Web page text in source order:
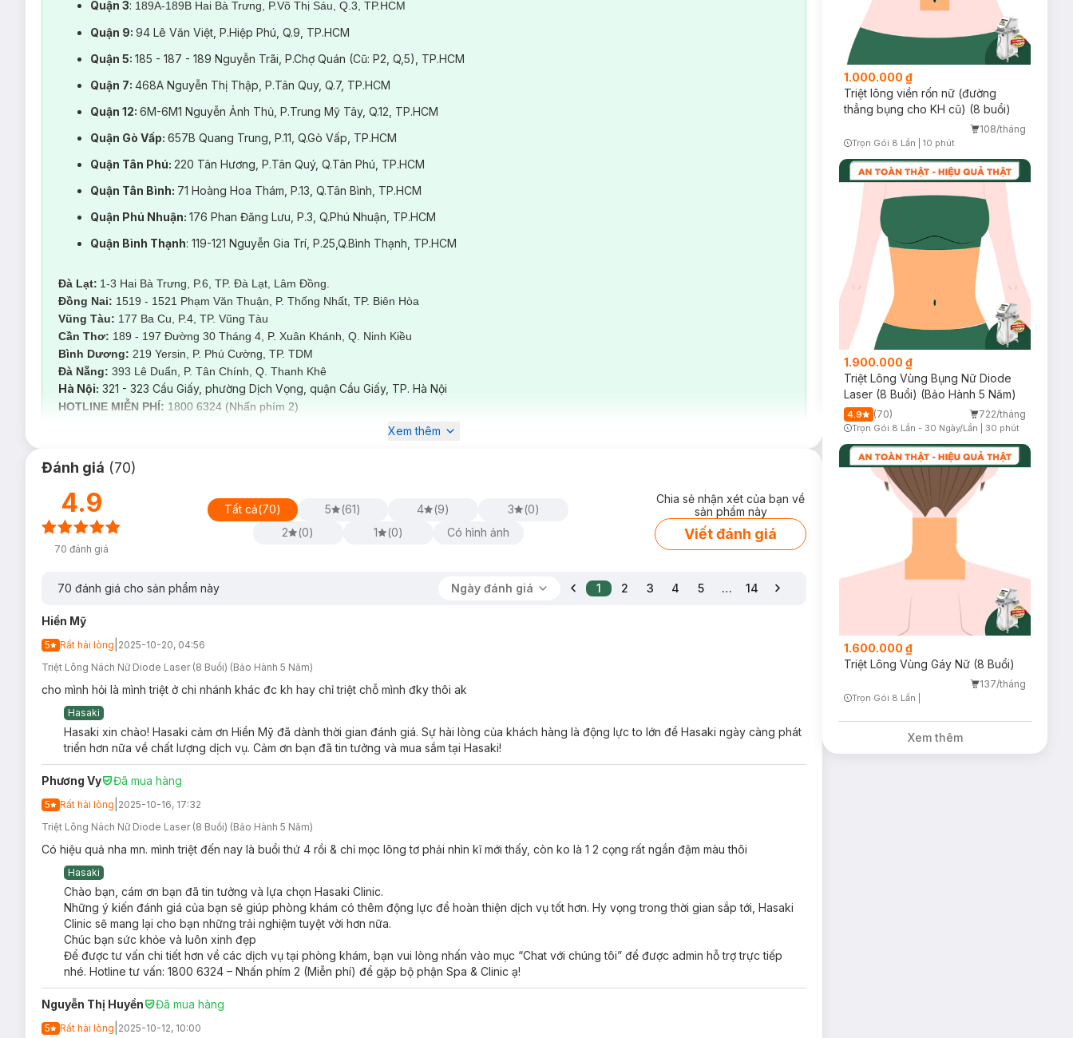
Hasaki Clinic chính là địa chỉ triệt lông yêu thích với đa dạng dịch vụ triệt lông các vùng:
Triệt lông Diode Laser vùng mép
Triệt lông Diode Laser vùng bikini
Triệt lông Diode Laser viền bikini
Triệt lông Diode Laser vùng mặt
Triệt lông Diode Laser ½ tay
Triệt lông Diode Laser nguyên chân
Triệt lông Diode Laser ½ chân
Triệt lông Diode Laser vùng bụng
Triệt lông Diode Laser vùng ngực
Triệt lông Diode Laser nguyên lưng
Triệt lông Diode Laser ½ lưng
Quận 3: 189A-189B Hai Bà Trưng, P.Võ Thị Sáu, Q.3, TP.HCM
Quận 9: 94 Lê Văn Việt, P.Hiệp Phú, Q.9, TP.HCM
Quận 5: 185 - 187 - 189 Nguyễn Trãi, P.Chợ Quán (Cũ: P2, Q,5), TP.HCM
Quận 7: 468A Nguyễn Thị Thập, P.Tân Quy, Q.7, TP.HCM
Quận 12: 6M-6M1 Nguyễn Ảnh Thủ, P.Trung Mỹ Tây, Q.12, TP.HCM
Quận Gò Vấp: 657B Quang Trung, P.11, Q.Gò Vấp, TP.HCM
Quận Tân Phú: 220 Tân Hương, P.Tân Quý, Q.Tân Phú, TP.HCM
Quận Tân Bình: 71 Hoàng Hoa Thám, P.13, Q.Tân Bình, TP.HCM
Quận Phú Nhuận: 176 Phan Đăng Lưu, P.3, Q.Phú Nhuận, TP.HCM
Quận Bình Thạnh: 119-121 Nguyễn Gia Trí, P.25,Q.Bình Thạnh, TP.HCM
Đà Lạt: 1-3 Hai Bà Trưng, P.6, TP. Đà Lạt, Lâm Đồng.
Đồng Nai: 1519 - 1521 Phạm Văn Thuận, P. Thống Nhất, TP. Biên Hòa
Vũng Tàu: 177 Ba Cu, P.4, TP. Vũng Tàu
Cần Thơ: 189 - 197 Đường 30 Tháng 4, P. Xuân Khánh, Q. Ninh Kiều
Bình Dương: 219 Yersin, P. Phú Cường, TP. TDM
Đà Nẵng: 393 Lê Duẩn, P. Tân Chính, Q. Thanh Khê
Hà Nội: 321 - 323 Cầu Giấy, phường Dịch Vọng, quận Cầu Giấy, TP. Hà Nội
HOTLINE MIỄN PHÍ: 1800 6324 (Nhấn phím 2)
Xem thêm
Đánh giá (70)
4.9
70 đánh giá
Tất cả(70) 5 (61) 4 (9) 3 (0)
2
(0) 1 (0) Có hình ảnh
Chia sẻ nhận xét của bạn về
sản phẩm này
Viết đánh giá
70 đánh giá cho sản phẩm này Ngày đánh giá 1 2 3 4 5 … 14
Hiền Mỹ
5 Rất hài lòng 2025-10-20, 04:56
Triệt Lông Nách Nữ Diode Laser (8 Buổi) (Bảo Hành 5 Năm)
cho mình hỏi là mình triệt ở chi nhánh khác đc kh hay chỉ triệt chỗ mình đky thôi ak
Hasaki
Hasaki xin chào! Hasaki cảm ơn Hiền Mỹ đã dành thời gian đánh giá. Sự hài lòng của khách hàng là động lực to lớn để Hasaki ngày càng phát
triển hơn nữa về chất lượng dịch vụ. Cảm ơn bạn đã tin tưởng và mua sắm tại Hasaki!
Phương Vy Đã mua hàng
5 Rất hài lòng 2025-10-16, 17:32
Triệt Lông Nách Nữ Diode Laser (8 Buổi) (Bảo Hành 5 Năm)
Có hiệu quả nha mn. mình triệt đến nay là buổi thứ 4 rồi & chỉ mọc lông tơ phải nhìn kĩ mới thấy, còn ko là 1 2 cọng rất ngắn đậm màu thôi
Hasaki
Chào bạn, cám ơn bạn đã tin tưởng và lựa chọn Hasaki Clinic.
Những ý kiến đánh giá của bạn sẽ giúp phòng khám có thêm động lực để hoàn thiện dịch vụ tốt hơn. Hy vọng trong thời gian sắp tới, Hasaki
Clinic sẽ mang lại cho bạn những trải nghiệm tuyệt vời hơn nữa.
Chúc bạn sức khỏe và luôn xinh đẹp
Để được tư vấn chi tiết hơn về các dịch vụ tại phòng khám, bạn vui lòng nhấn vào mục “Chat với chúng tôi” để được admin hỗ trợ trực tiếp
nhé. Hotline tư vấn: 1800 6324 – Nhấn phím 2 (Miễn phí) để gặp bộ phận Spa & Clinic ạ!
Nguyễn Thị Huyền Đã mua hàng
5 Rất hài lòng 2025-10-12, 10:00
1.000.000 ₫
Triệt lông viền rốn nữ (đường
thẳng bụng cho KH cũ) (8 buổi)
108/tháng
Trọn Gói 8 Lần |10 phút
1.900.000 ₫
Triệt Lông Vùng Bụng Nữ Diode
Laser (8 Buổi) (Bảo Hành 5 Năm)
4.9 (70) 722/tháng
Trọn Gói 8 Lần - 30 Ngày/Lần 30 phút
1.600.000 ₫
Triệt Lông Vùng Gáy Nữ (8 Buổi)
137/tháng
Trọn Gói 8 Lần
Xem thêm